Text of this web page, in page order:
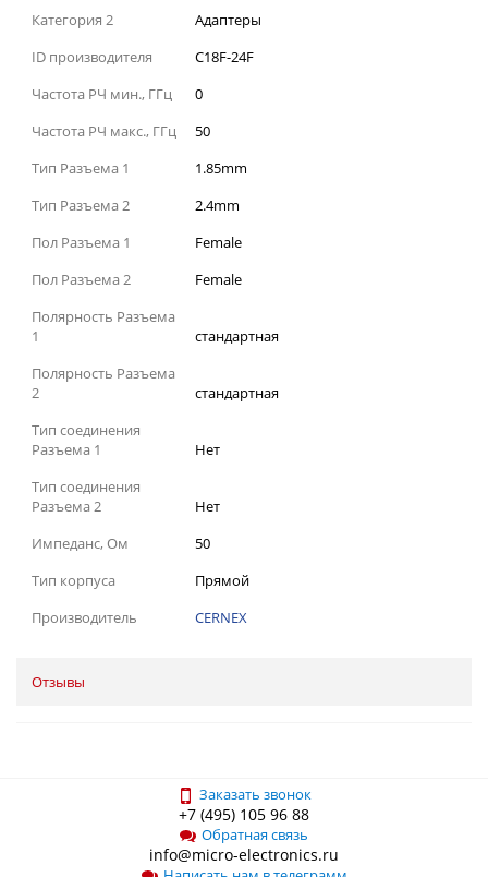
Категория 2
Адаптеры
ID производителя
C18F-24F
Частота РЧ мин., ГГц
0
Частота РЧ макс., ГГц
50
Тип Разъема 1
1.85mm
Тип Разъема 2
2.4mm
Пол Разъема 1
Female
Пол Разъема 2
Female
Полярность Разъема
1
стандартная
Полярность Разъема
2
стандартная
Тип соединения
Разъема 1
Нет
Тип соединения
Разъема 2
Нет
Импеданс, Ом
50
Тип корпуса
Прямой
Производитель
CERNEX
Отзывы
Заказать звонок
+7 (495) 105 96 88
Обратная связь
info@micro-electronics.ru